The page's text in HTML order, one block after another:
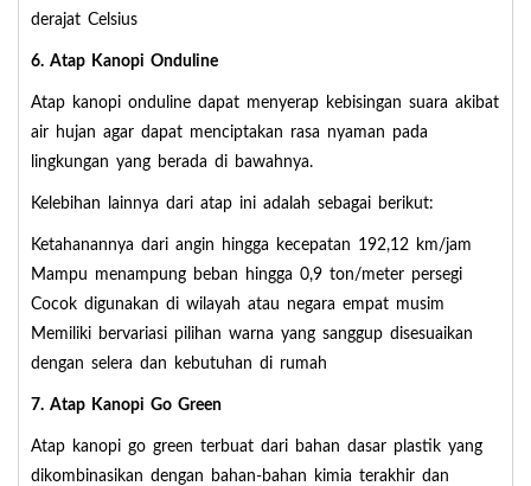
derajat Celsius
6. Atap Kanopi Onduline
Atap kanopi onduline dapat menyerap kebisingan suara akibat
air hujan agar dapat menciptakan rasa nyaman pada
lingkungan yang berada di bawahnya.
Kelebihan lainnya dari atap ini adalah sebagai berikut:
Ketahanannya dari angin hingga kecepatan 192,12 km/jam
Mampu menampung beban hingga 0,9 ton/meter persegi
Cocok digunakan di wilayah atau negara empat musim
Memiliki bervariasi pilihan warna yang sanggup disesuaikan
dengan selera dan kebutuhan di rumah
7. Atap Kanopi Go Green
Atap kanopi go green terbuat dari bahan dasar plastik yang
dikombinasikan dengan bahan-bahan kimia terakhir dan